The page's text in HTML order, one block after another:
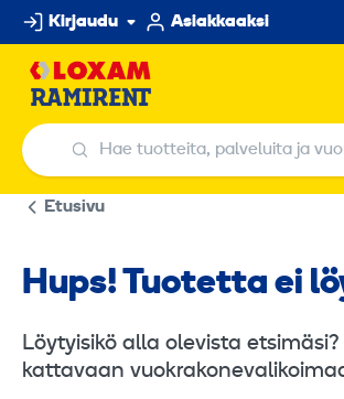
Hyppää
sisältöön
Kirjaudu Asiakkaaksi
Hae tuotteita, palveluita ja
Hae tuotteita, palveluita ja
Etusivu
Hups! Tuotetta ei
Löytyisikö alla olevista etsimäsi?
kattavaan